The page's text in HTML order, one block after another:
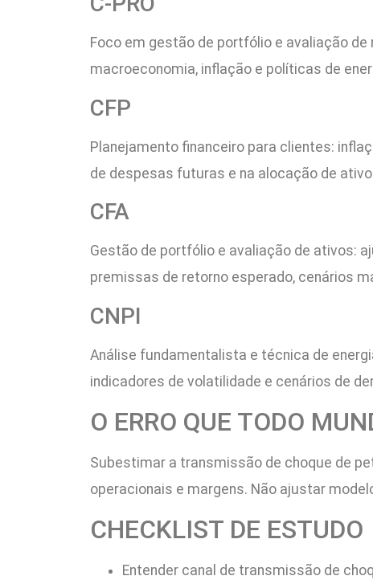
Foco em gestão de portfólio e avaliação
macroeconomia, inflação e políticas de
CFP
Planejamento financeiro para clientes:
de despesas futuras e na alocação de
CFA
Gestão de portfólio e avaliação de ativos:
premissas de retorno esperado, cenários
CNPI
Análise fundamentalista e técnica de
indicadores de volatilidade e cenários de
O ERRO QUE TODO
Subestimar a transmissão de choque de
operacionais e margens. Não ajustar
CHECKLIST DE ESTUDO
Entender canal de transmissão de